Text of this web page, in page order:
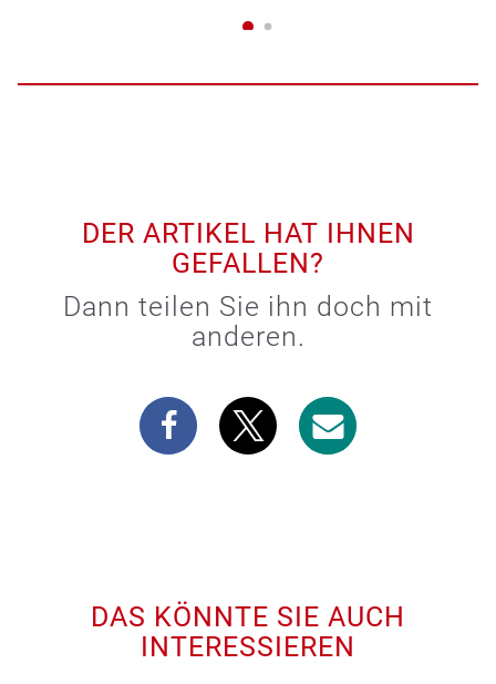
DER ARTIKEL HAT IHNEN
GEFALLEN?
Dann teilen Sie ihn doch mit
anderen.
DAS KÖNNTE SIE AUCH
INTERESSIEREN